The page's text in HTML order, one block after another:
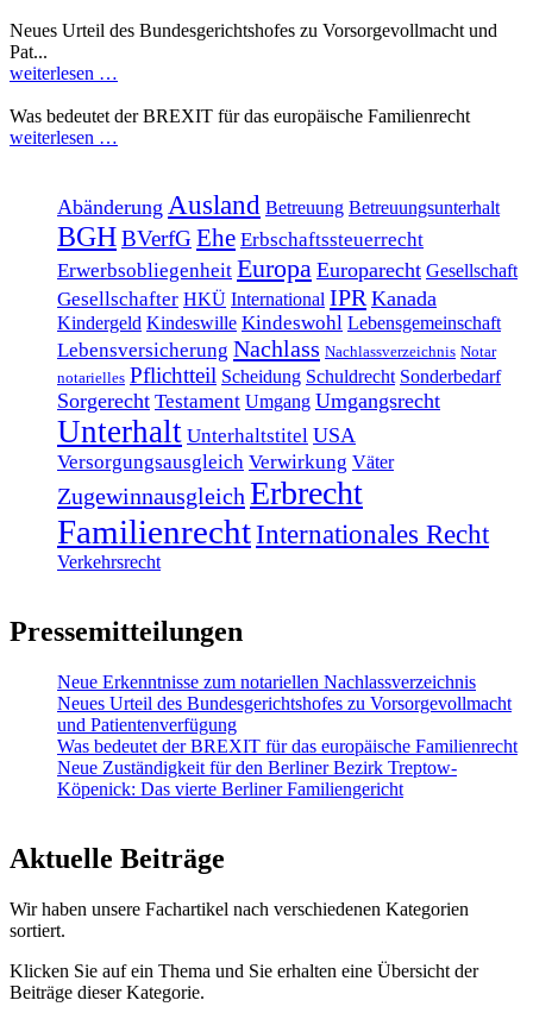
Neues Urteil des Bundesgerichtshofes zu Vorsorgevollmacht und
Pat...
weiterlesen …
Was bedeutet der BREXIT für das europäische Familienrecht
weiterlesen …
Abänderung Ausland Betreuung Betreuungsunterhalt
BGHBVerfG Ehe Erbschaftssteuerrecht
Erwerbsobliegenheit Europa Europarecht Gesellschaft
Gesellschafter HKÜ International IPR Kanada
Kindergeld Kindeswille Kindeswohl Lebensgemeinschaft
Lebensversicherung Nachlass Nachlassverzeichnis Notar
notarielles Pflichtteil Scheidung Schuldrecht Sonderbedarf
Sorgerecht Testament Umgang Umgangsrecht
Unterhalt Unterhaltstitel USA
Versorgungsausgleich Verwirkung Väter
Zugewinnausgleich Erbrecht
FamilienrechtInternationales Recht
Verkehrsrecht
Pressemitteilungen
Neue Erkenntnisse zum notariellen Nachlassverzeichnis
Neues Urteil des Bundesgerichtshofes zu Vorsorgevollmacht
und Patientenverfügung
Was bedeutet der BREXIT für das europäische Familienrecht
Neue Zuständigkeit für den Berliner Bezirk Treptow-
Köpenick: Das vierte Berliner Familiengericht
Aktuelle Beiträge
Wir haben unsere Fachartikel nach verschiedenen Kategorien
sortiert.
Klicken Sie auf ein Thema und Sie erhalten eine Übersicht der
Beiträge dieser Kategorie.